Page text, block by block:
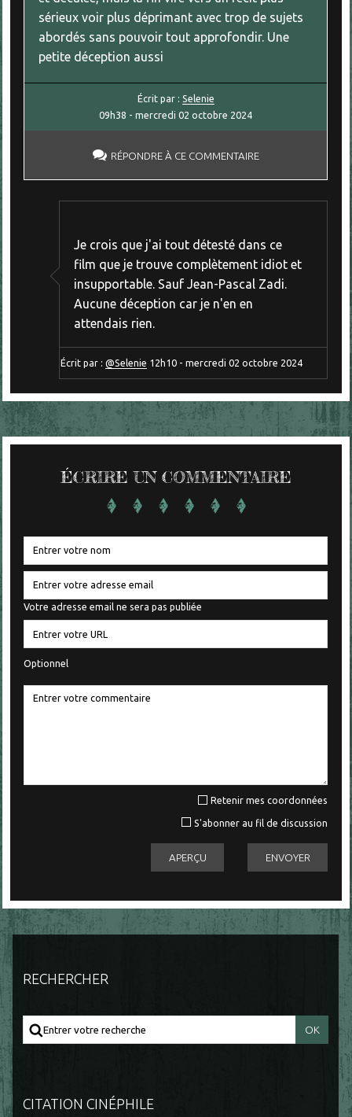
sérieux voir plus déprimant avec trop de sujets
abordés sans pouvoir tout approfondir. Une
petite déception aussi
Écrit par : Selenie
09h38 -mercredi 02 octobre 2024
RÉPONDRE À CE COMMENTAIRE
Je crois que j'ai tout détesté dans ce
film que je trouve complètement idiot et
insupportable. Sauf Jean-Pascal Zadi.
Aucune déception car je n'en en
attendais rien.
Écrit par : @Selenie 12h10- mercredi 02 octobre 2024
ÉCRIRE UN COMMENTAIRE
Votre adresse email ne sera pas publiée
Optionnel
Retenir mes coordonnées
S'abonner au fil de discussion
RECHERCHER
CITATION CINÉPHILE